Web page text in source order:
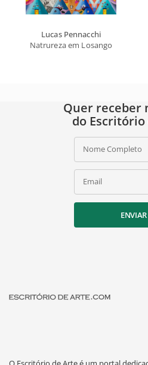
Lucas Pennacchi
Natrureza em Losango
Quer receber
do Escritório
Nome Completo
Email
ENVIAR